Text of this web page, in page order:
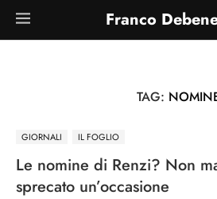
Franco
TAG:
GIORNALI IL FOGLIO
Le nomine di Renzi? Non
sprecato un’occasione